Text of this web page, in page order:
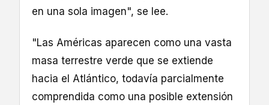
en una sola imagen", se lee.
"Las Américas aparecen como una vasta
masa terrestre verde que se extiende
hacia el Atlántico, todavía parcialmente
comprendida como una posible extensión